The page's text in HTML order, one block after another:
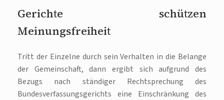
Gerichte schützen
Meinungsfreiheit
Tritt der Einzelne durch sein Verhalten in die Belange
der Gemeinschaft, dann ergibt sich aufgrund des
Bezugs nach ständiger Rechtsprechung des
Bundesverfassungsgerichts eine Einschränkung des